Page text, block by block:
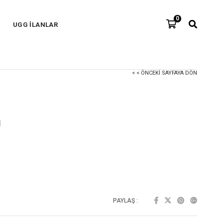
0
UGG İLANLAR
< < ÖNCEKI SAYFAYA DÖN
PAYLAŞ :